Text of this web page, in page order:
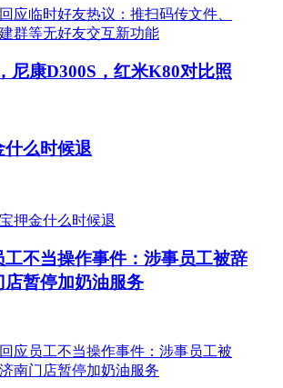
尼康D300S，红米K80对比照
什么时候退
工不当操作事件：涉事员工被辞
店暂停加奶油服务